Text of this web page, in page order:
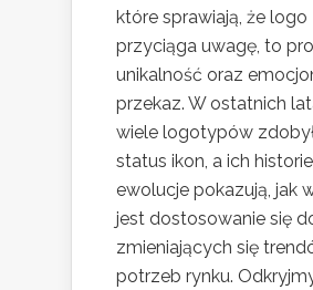
które sprawiają, że logo
przyciąga uwagę, to
unikalność oraz
przekaz. W ostatnich
wiele logotypów
status ikon, a ich
ewolucje pokazują, jak
jest dostosowanie się
zmieniających się
potrzeb rynku.